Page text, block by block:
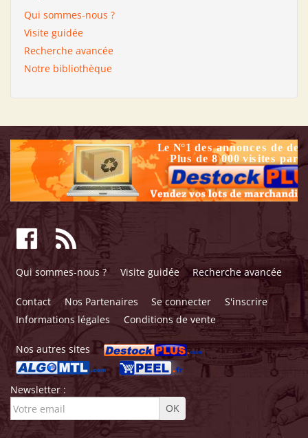
Qui sommes-nous ?
Visite guidée
Recherche avancée
Notre bibliothèque
Qui sommes-nous ? Visite guidée Recherche avancée
Contact Nos Partenaires Se connecter
S'inscrire
Informations légales
Conditions de vente
Nos autres sites
Newsletter :